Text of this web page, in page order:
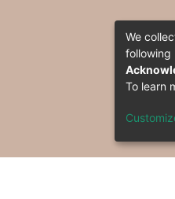
We
following
To learn